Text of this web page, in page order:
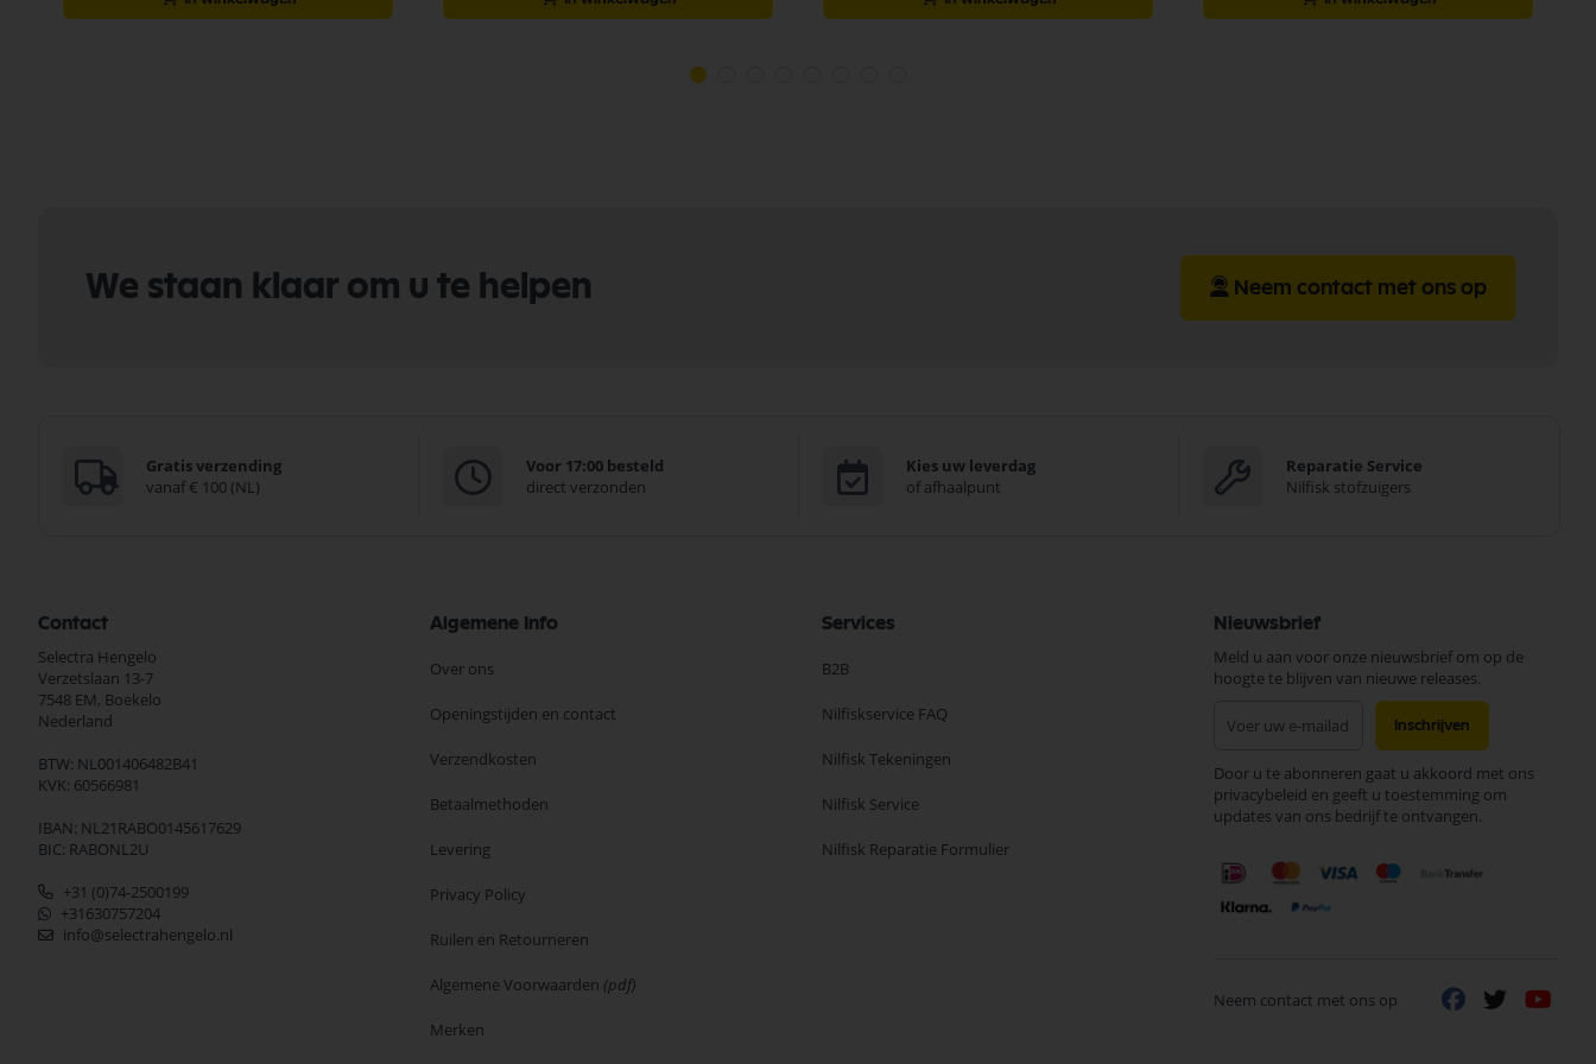
We staan klaar om u te helpen Neem contact met ons op
Gratis verzending
vanaf € 100 (NL)
Voor 17:00 besteld
direct verzonden
Kies uw leverdag
of afhaalpunt
Reparatie Service
Nilfisk stofzuigers
Contact
Selectra Hengelo
Verzetslaan 13-7
7548 EM, Boekelo
Nederland
BTW: NL001406482B41
KVK: 60566981
IBAN: NL21RABO0145617629
BIC: RABONL2U
+31 (0)74-2500199
+31630757204
info@selectrahengelo.nl
Algemene Info
Over ons
Openingstijden en contact
Verzendkosten
Betaalmethoden
Levering
Privacy Policy
Ruilen en Retourneren
Algemene Voorwaarden (pdf)
Merken
Services
B2B
Nilfiskservice FAQ
Nilfisk Tekeningen
Nilfisk Service
Nilfisk Reparatie Formulier
Nieuwsbrief
Meld u aan voor onze nieuwsbrief om op de
hoogte te blijven van nieuwe releases.
onze
nieuwsbrief
Inschrijven
Door u te abonneren gaat u akkoord met ons
privacybeleid en geeft u toestemming om
updates van ons bedrijf te ontvangen.
Neem contact met ons op